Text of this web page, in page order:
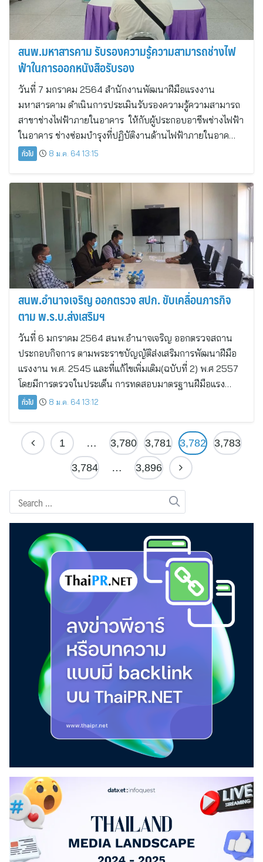
สนพ.มหาสารคาม รับรองความรู้ความสามารถช่างไฟ
ฟ้าในการออกหนังสือรับรอง
วันที่ 7 มกราคม 2564 สำนักงานพัฒนาฝีมือแรงงาน
มหาสารคาม ดำเนินการประเมินรับรองความรู้ความสามารถ
สาขาช่างไฟฟ้าภายในอาคาร ให้กับผู้ประกอบอาชีพช่างไฟฟ้า
ในอาคาร ช่างซ่อมบำรุงที่ปฏิบัติงานด้านไฟฟ้าภายในอาค…
ทั่วไป 8 ม.ค. 64 13:15
สนพ.อำนาจเจริญ ออกตรวจ สปก. ขับเคลื่อนภารกิจ
ตาม พ.ร.บ.ส่งเสริมฯ
วันที่ 6 มกราคม 2564 สนพ.อำนาจเจริญ ออกตรวจสถาน
ประกอบกิจการ ตามพระราชบัญญัติส่งเสริมการพัฒนาฝีมือ
แรงงาน พ.ศ. 2545 และที่แก้ไขเพิ่มเติม(ฉบับที่ 2) พ.ศ 2557
โดยมีการตรวจในประเด็น การทดสอบมาตรฐานฝีมือแรง…
ทั่วไป 8 ม.ค. 64 13:12
1 … 3,780 3,781 3,782 3,783
3,784 … 3,896